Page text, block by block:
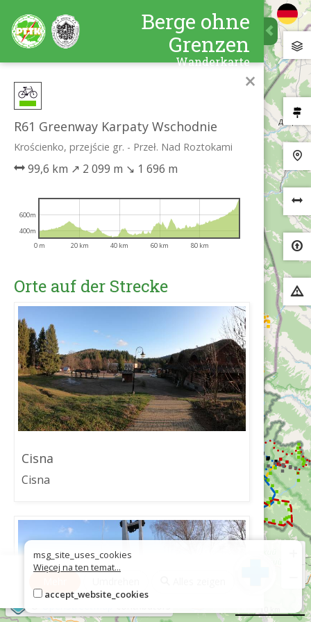
Berge ohne
Grenzen
Wanderkarte
×
R61 Greenway Karpaty Wschodnie
Krościenko, przejście gr. - Przeł. Nad Roztokami
99,6 km ↗ 2 099 m ↘ 1 696 m
0 m 20 km 40 km 60 km 80 km
400m
600m
Orte auf der Strecke
Cisna
Cisna
msg_site_uses_cookies
Więcej na ten temat...
accept_website_cookies